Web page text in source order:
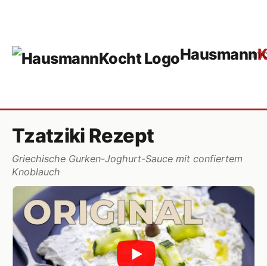
Hausmann
Tzatziki Rezept
Griechische Gurken-Joghurt-Sauce mit confiertem
Knoblauch